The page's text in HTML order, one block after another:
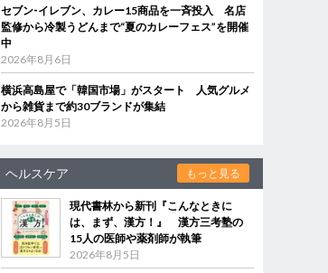
セブン‐イレブン、カレー15商品を一斉投入 名店
監修から冷製うどんまで“夏のカレーフェス”を開催
中
2026年8月6日
横浜高島屋で「韓国市場」がスタート 人気グルメ
から雑貨まで約30ブランドが集結
2026年8月5日
ヘルスケア もっと見る
現代書林から新刊『こんなときに
は、まず、漢方！』 漢方三考塾の
15人の医師や薬剤師が執筆
2026年8月5日